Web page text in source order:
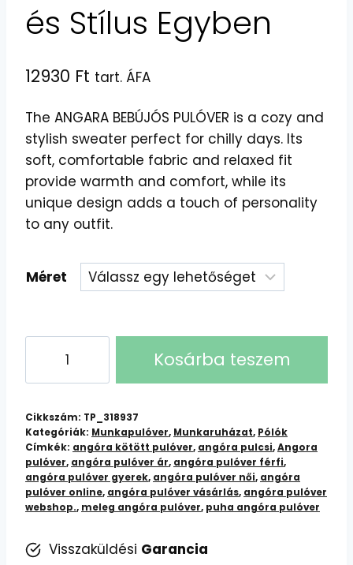
és Stílus Egyben
12930 Ft tart. ÁFA
The ANGARA BEBÚJÓS PULÓVER is a cozy and
stylish sweater perfect for chilly days. Its
soft, comfortable fabric and relaxed fit
provide warmth and comfort, while its
unique design adds a touch of personality
to any outfit.
Méret
Bébújós
Pulóver:
Kényelem
és
Stílus
Egyben
mennyiség
Kosárba teszem
Cikkszám: TP_318937
Kategóriák: Munkapulóver, Munkaruházat, Pólók
Címkék: angóra kötött pulóver, angóra pulcsi,Angora
pulóver, angóra pulóver ár, angóra pulóver férfi,
angóra pulóver gyerek, angóra pulóver női, angóra
pulóver online, angóra pulóver vásárlás, angóra pulóver
webshop., meleg angóra pulóver, puha angóra pulóver
Visszaküldési Garancia